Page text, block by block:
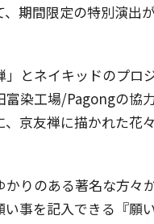
期間限定の特別演出
とネイキッドのプロ
染工場/Pagongの協
京友禅に描かれた花
りのある著名な方々
事を記入できる『願